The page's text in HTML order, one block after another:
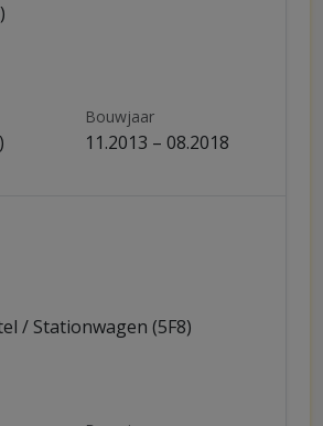
Bouwjaar
11.2013 – 08.2018
/ Stationwagen (5F8)